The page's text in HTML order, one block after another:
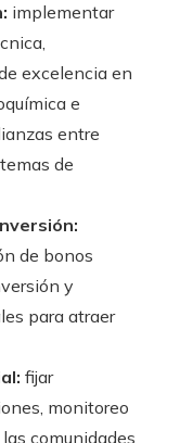
implementar
excelencia en
e
entre
de
de bonos
y
para atraer
fijar
monitoreo
comunidades